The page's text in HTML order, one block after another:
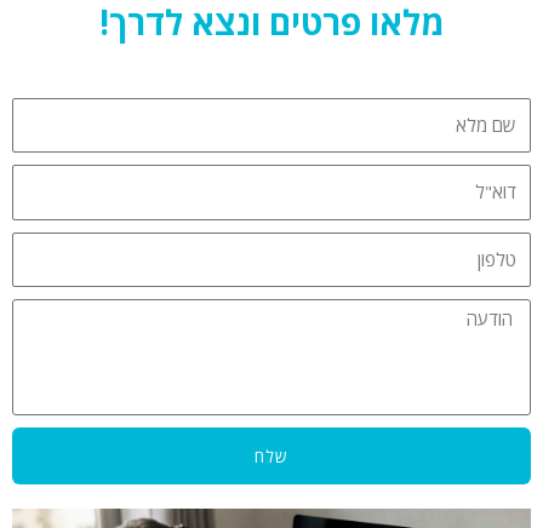
מלאו פרטים ונצא לדרך!
מלא
הודעה
שלח